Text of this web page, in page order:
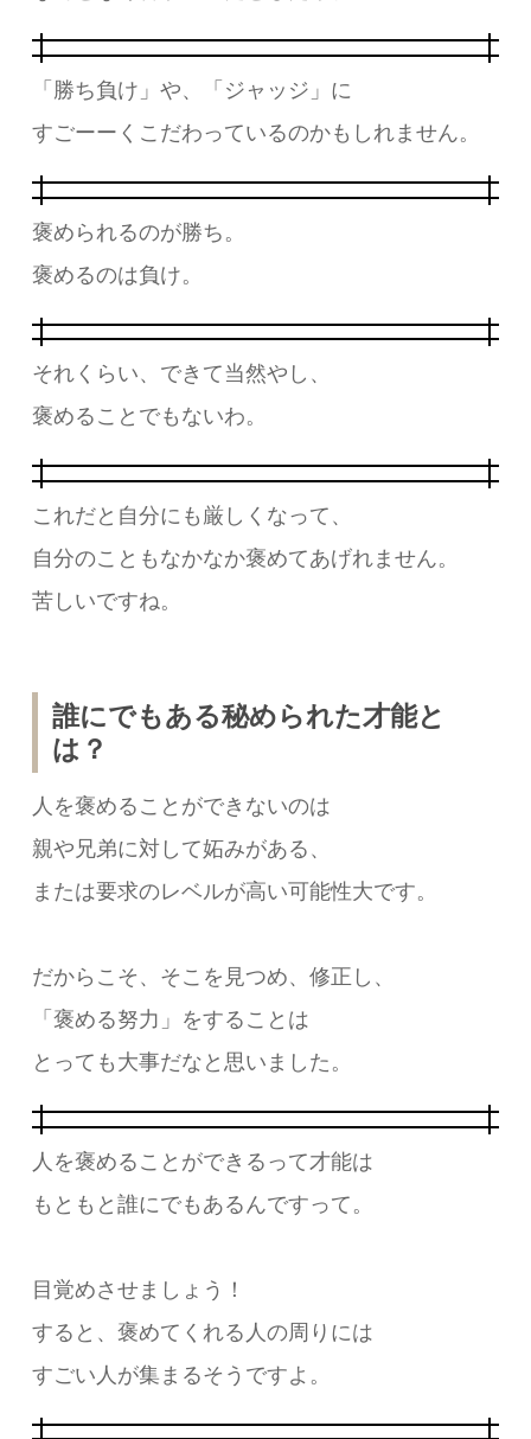
「勝ち負け」や、「ジャッジ」に
すごーーくこだわっているのかもしれません。
褒められるのが勝ち。
褒めるのは負け。
それくらい、できて当然やし、
褒めることでもないわ。
これだと自分にも厳しくなって、
自分のこともなかなか褒めてあげれません。
苦しいですね。
誰にでもある秘められた才能と
は？
人を褒めることができないのは
親や兄弟に対して妬みがある、
または要求のレベルが高い可能性大です。
だからこそ、そこを見つめ、修正し、
「褒める努力」をすることは
とっても大事だなと思いました。
人を褒めることができるって才能は
もともと誰にでもあるんですって。
目覚めさせましょう！
すると、褒めてくれる人の周りには
すごい人が集まるそうですよ。